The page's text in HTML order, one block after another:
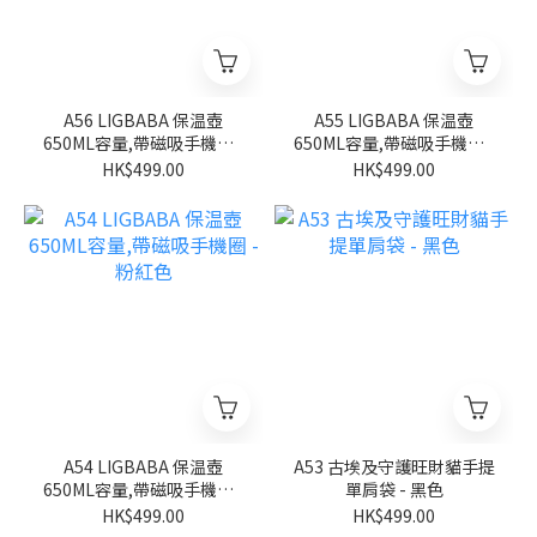
A56 LIGBABA 保温壺
650ML容量,帶磁吸手機圈 -
淺藍色
HK$499.00
A55 LIGBABA 保温壺
650ML容量,帶磁吸手機圈 -
米白色
HK$499.00
A54 LIGBABA 保温壺
650ML容量,帶磁吸手機圈 -
粉紅色
HK$499.00
A53 古埃及守護旺財貓手提
單肩袋 - 黑色
HK$499.00